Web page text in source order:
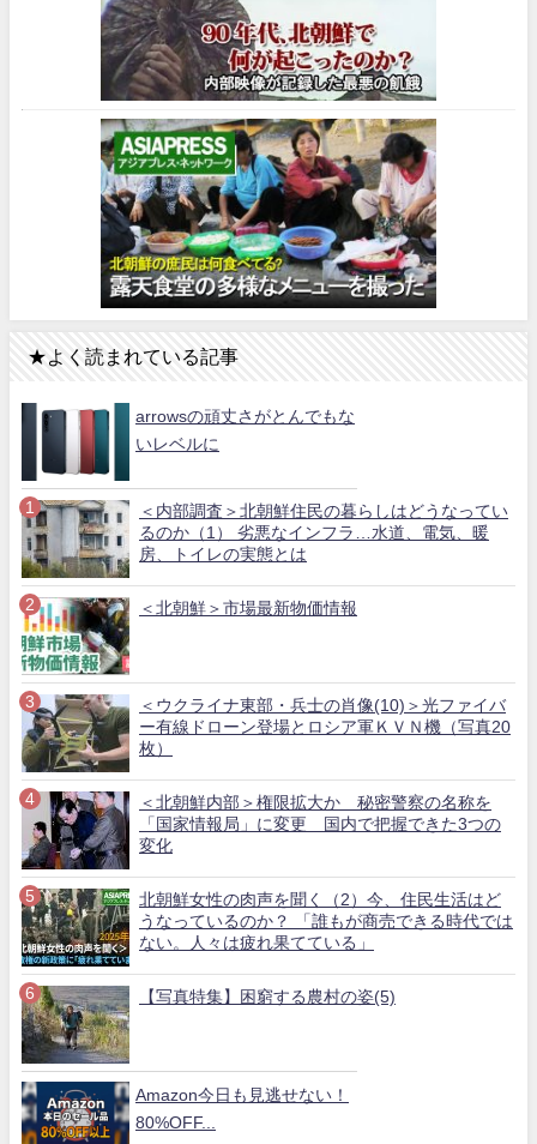
★よく読まれている記事
arrowsの頑丈さがとんでもな
いレベルに
＜内部調査＞北朝鮮住民の暮らしはどうなってい
るのか（1） 劣悪なインフラ…水道、電気、暖
房、トイレの実態とは
＜北朝鮮＞市場最新物価情報
＜ウクライナ東部・兵士の肖像(10)＞光ファイバ
ー有線ドローン登場とロシア軍ＫＶＮ機（写真20
枚）
＜北朝鮮内部＞権限拡大か 秘密警察の名称を
「国家情報局」に変更 国内で把握できた3つの
変化
北朝鮮女性の肉声を聞く（2）今、住民生活はど
うなっているのか？ 「誰もが商売できる時代では
ない。人々は疲れ果てている」
【写真特集】困窮する農村の姿(5)
Amazon今日も見逃せない！
80%OFF...